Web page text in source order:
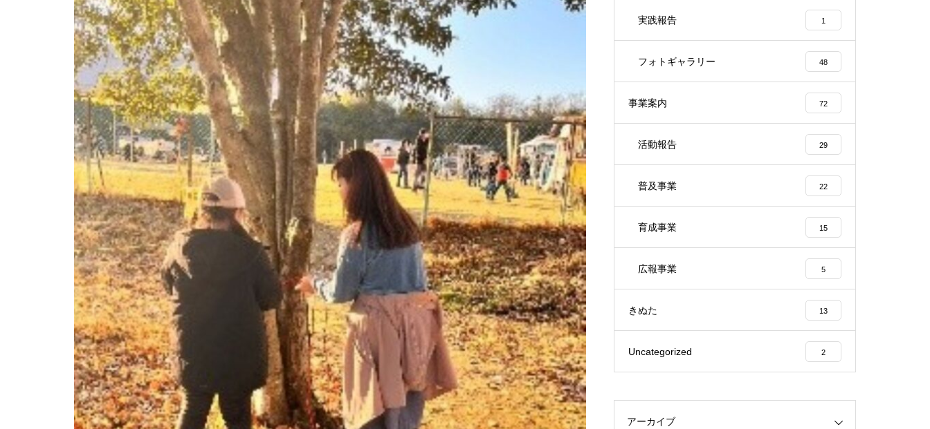
会員交流キャンプを開催します 埼玉を楽しむハイキングを開催
「冬のキャンプ」の開催につい
主催事業「埼玉の地酒を学ぶ」
の開催について
親子でブッシュクラフト入門の
開催について
親子キャンプ入門の開催につい
キャンプインストラクター養成
講習会(2026年度春期）のお知
らせ
オンラインセミナー「子ども目
線でキャンプの意義を考えよ
う」
2025年度秋期 キャンプインス
2025年度春期 キャンプインス
トラクター養成講習会を開催し
ます
キャンプインストラクター養成
講習会を開催します
実践報告 1
フォトギャラリー 48
事業案内 72
活動報告 29
普及事業 22
育成事業 15
広報事業 5
きぬた 13
Uncategorized 2
アーカイブ